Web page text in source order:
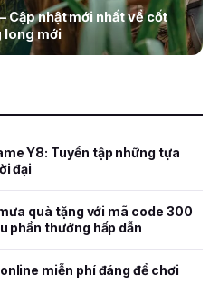
Cập nhật mới nhất về cốt
long mới
Y8: Tuyển tập những tựa
đại
quà tặng với mã code 300
phần thưởng hấp dẫn
miễn phí đáng để chơi